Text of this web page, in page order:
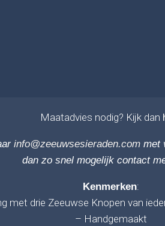
Maatadvies nodig? Kijk dan
info@zeeuwsesieraden.commet
dan zo snel mogelijk contact
Kenmerken:
met drie Zeeuwse Knopen van
– Handgemaakt